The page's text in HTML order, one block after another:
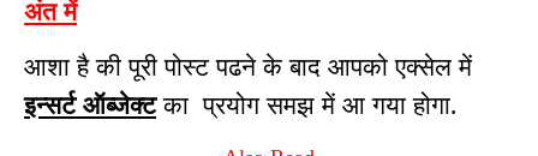
अंत में
आशा है की पूरी पोस्ट पढने के बाद आपको एक्सेल में
इन्सर्ट ऑब्जेक्टका प्रयोग समझ में आ गया होगा.